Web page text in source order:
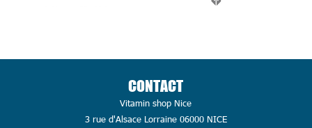
CONTACT
Vitamin shop Nice
3 rue d'Alsace Lorraine 06000 NICE